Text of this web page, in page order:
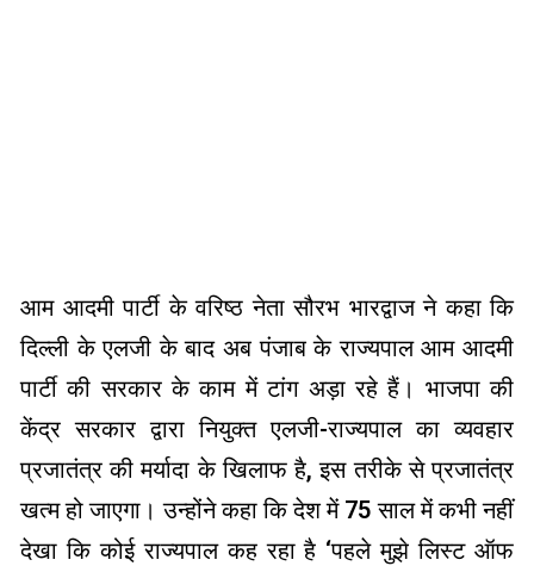
आम आदमी पार्टी के वरिष्ठ नेता सौरभ भारद्वाज ने कहा कि
दिल्ली के एलजी के बाद अब पंजाब के राज्यपाल आम आदमी
पार्टी की सरकार के काम में टांग अड़ा रहे हैं। भाजपा की
केंद्र सरकार द्वारा नियुक्त एलजी-राज्यपाल का व्यवहार
प्रजातंत्र की मर्यादा के खिलाफ है, इस तरीके से प्रजातंत्र
खत्म हो जाएगा। उन्होंने कहा कि देश में 75 साल में कभी नहीं
देखा कि कोई राज्यपाल कह रहा है ‘पहले मुझे लिस्ट ऑफ